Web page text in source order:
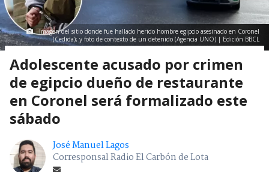
Imagen del sitio donde fue hallado herido hombre egipcio asesinado en Coronel
(Cedida); y foto de contexto de un detenido (Agencia UNO) | Edición BBCL
Adolescente acusado por crimen
de egipcio dueño de restaurante
en Coronel será formalizado este
sábado
José Manuel Lagos
Corresponsal Radio El Carbón de Lota